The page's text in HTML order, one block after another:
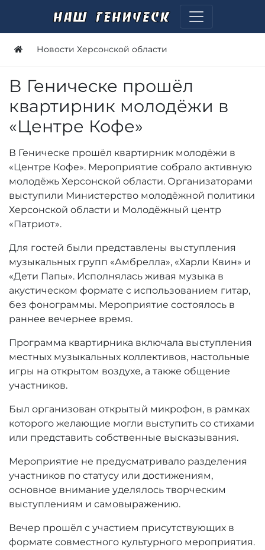
Новости Херсонской области
В Геническе прошёл
квартирник молодёжи в
«Центре Кофе»
В Геническе прошёл квартирник молодёжи в
«Центре Кофе». Мероприятие собрало активную
молодёжь Херсонской области. Организаторами
выступили Министерство молодёжной политики
Херсонской области и Молодёжный центр
«Патриот».
Для гостей были представлены выступления
музыкальных групп «Амбрелла», «Харли Квин» и
«Дети Папы». Исполнялась живая музыка в
акустическом формате с использованием гитар,
без фонограммы. Мероприятие состоялось в
раннее вечернее время.
Программа квартирника включала выступления
местных музыкальных коллективов, настольные
игры на открытом воздухе, а также общение
участников.
Был организован открытый микрофон, в рамках
которого желающие могли выступить со стихами
или представить собственные высказывания.
Мероприятие не предусматривало разделения
участников по статусу или достижениям,
основное внимание уделялось творческим
выступлениям и самовыражению.
Вечер прошёл с участием присутствующих в
формате совместного культурного мероприятия.